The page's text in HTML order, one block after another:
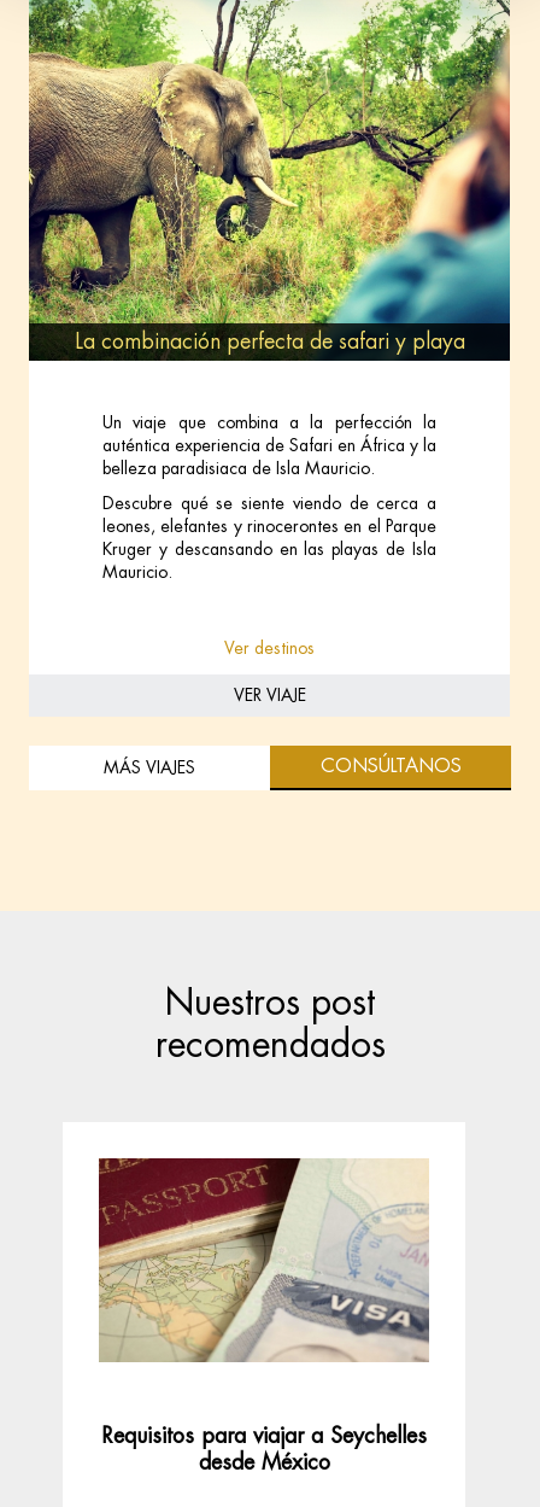
Un viaje que combina a la perfección la
auténtica experiencia de Safari en África y la
belleza paradisiaca de Isla Mauricio.
Descubre qué se siente viendo de cerca a
leones, elefantes y rinocerontes en el Parque
Kruger y descansando en las playas de Isla
Mauricio.
Ver destinos
VER VIAJE
La combinación perfecta de safari y playa
MÁS VIAJES CONSÚLTANOS
Nuestros post
recomendados
Requisitos para viajar a Seychelles
desde México